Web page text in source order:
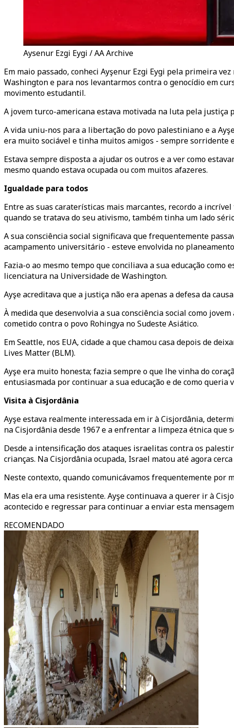
Aysenur Ezgi Eygi / AA Archive
Em maio passado, conheci Ayşenur Ezgi Eygi pela primeira
Washington e para nos levantarmos contra o genocídio em
movimento estudantil.
A jovem turco-americana estava motivada na luta pela
A vida uniu-nos para a libertação do povo palestiniano e a
era muito sociável e tinha muitos amigos - sempre sorridente
Estava sempre disposta a ajudar os outros e a ver como
mesmo quando estava ocupada ou com muitos afazeres.
Igualdade para todos
Entre as suas caraterísticas mais marcantes, recordo a
quando se tratava do seu ativismo, também tinha um lado
A sua consciência social significava que frequentemente
acampamento universitário - esteve envolvida no
Fazia-o ao mesmo tempo que conciliava a sua educação
licenciatura na Universidade de Washington.
Ayşe acreditava que a justiça não era apenas a defesa da
À medida que desenvolvia a sua consciência social como
cometido contra o povo Rohingya no Sudeste Asiático.
Em Seattle, nos EUA, cidade a que chamou casa depois de
Lives Matter (BLM).
Ayşe era muito honesta; fazia sempre o que lhe vinha do
entusiasmada por continuar a sua educação e de como queria
Visita à Cisjordânia
Ayşe estava realmente interessada em ir à Cisjordânia,
na Cisjordânia desde 1967 e a enfrentar a limpeza étnica que
Desde a intensificação dos ataques israelitas contra os
crianças. Na Cisjordânia ocupada, Israel matou até agora
Neste contexto, quando comunicávamos frequentemente por
Mas ela era uma resistente. Ayşe continuava a querer ir à
acontecido e regressar para continuar a enviar esta
RECOMENDADO